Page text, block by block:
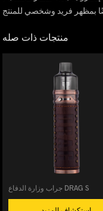
منتجات ذات صله
جراب وزارة الدفاع DRAG S